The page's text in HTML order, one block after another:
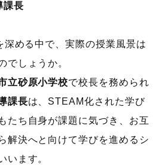
課長
深める中で、実際の授業風景は
でしょうか。
立砂原小学校で校長を務められ
課長は、 STEAM化された学び
たち自身が課題に気づき、お互
解決へと向けて学びを進めるシ
います。